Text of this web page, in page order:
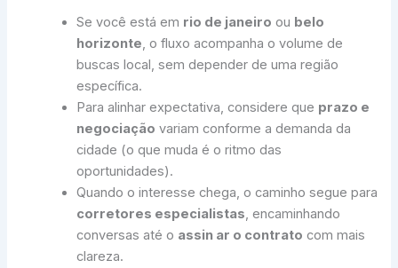
Se você está em rio de janeiro ou belo
horizonte, o fluxo acompanha o volume de
buscas local, sem depender de uma região
específica.
Para alinhar expectativa, considere que prazo e
negociação variam conforme a demanda da
cidade (o que muda é o ritmo das
oportunidades).
Quando o interesse chega, o caminho segue para
corretores especialistas, encaminhando
conversas até o assin ar o contrato com mais
clareza.